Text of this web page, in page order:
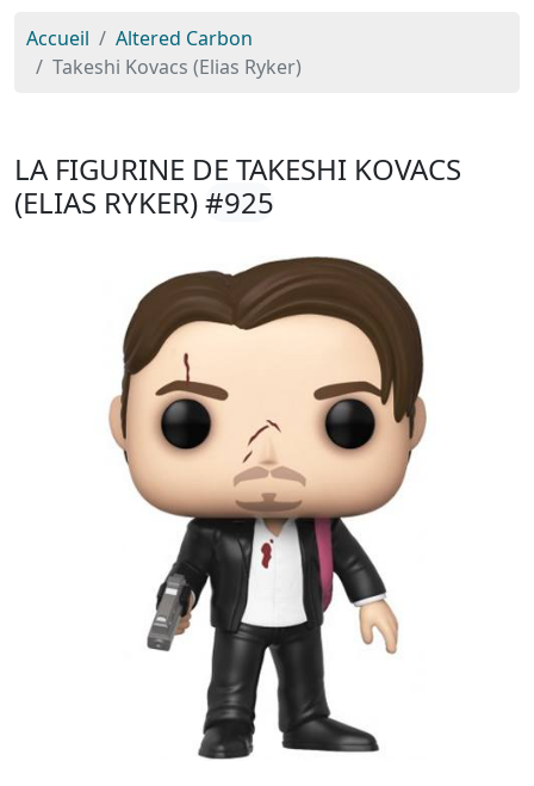
Accueil
Altered Carbon
Takeshi Kovacs (Elias Ryker)
LA FIGURINE DE TAKESHI KOVACS
(ELIAS RYKER)#925